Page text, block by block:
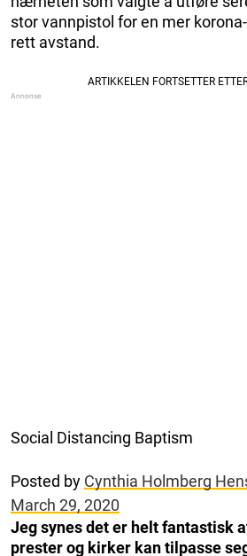
stor vannpistol for en mer
rett avstand.
Social Distancing Baptism
Posted by Cynthia Holmberg
March 29, 2020
Jeg synes det er helt fantastisk
prester og kirker kan tilpasse